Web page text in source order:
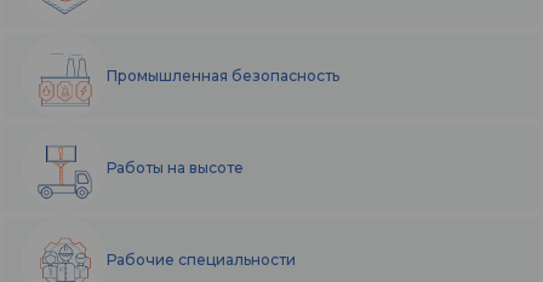
Промышленная безопасность
Работы на высоте
Рабочие специальности